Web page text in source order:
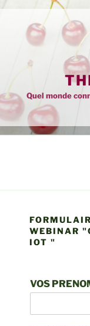
Aller
contenu
principal
Quel monde
WEBINAR
IOT "
VOS